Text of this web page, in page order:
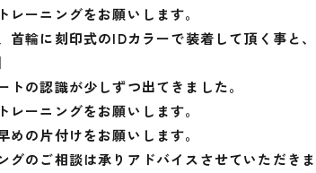
レーニングをお願いします。
首輪に刻印式のIDカラーで装着して頂く事と
トの認識が少しずつ出てきました。
レーニングをお願いします。
めの片付けをお願いします。
グのご相談は承りアドバイスさせていただきま